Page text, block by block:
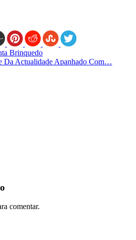
Brinquedo
Da Actualidade Apanhado Com…
comentar.